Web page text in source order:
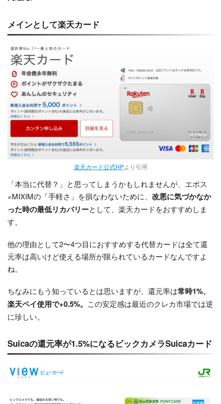
メインとして楽天カード
楽天カード公式HPより引用
「本当に代替？」と思ってしまうかもしれませんが、エポス
×MIXIMの「手軽さ」を損なわないために、 改悪に気づかなか
った時の最低リカバリーとして、楽天カードをおすすめしま
す。
他の理由として2〜4つ目におすすめする代替カードは全て還
元率は高いけど使える場所が限られているカードなんですよ
ね。
ちなみにもう知っているとは思いますが、還元率は常時1%、
楽天ペイ使用で+0.5%。 この安定感は最近のクレカ市場では逆
に珍しい。
Suicaの還元率が1.5%になるビックカメラSuicaカード